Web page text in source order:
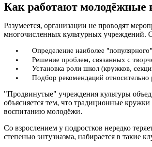
Как работают молодёжные
Разумеется, организации не проводят
многочисленных культурных учреждений.
Определение наиболее
Решение проблем, связанных с
Установка роли школ (кружков,
Подбор рекомендаций относительно
"Продвинутые" учреждения культуры
объясняется тем, что традиционные
воспитанию молодёжи.
Со взрослением у подростков нередко
степенью энтузиазма, набирается в такие